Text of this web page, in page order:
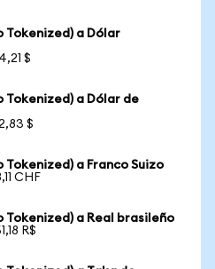
Tokenized) a Dólar
$
Tokenized) a Dólar de
$
Tokenized) a Franco Suizo
CHF
Tokenized) a Real brasileño
R$